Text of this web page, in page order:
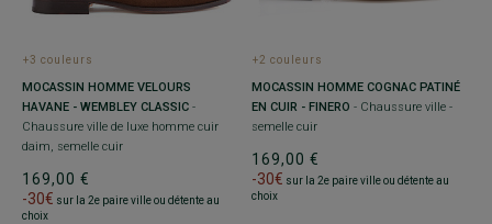
+3 couleurs
MOCASSIN HOMME VELOURS
HAVANE - WEMBLEY CLASSIC -
Chaussure ville de luxe homme cuir
daim, semelle cuir
169,00 €
-30€ sur la 2e paire ville ou détente au
choix
+2 couleurs
MOCASSIN HOMME COGNAC PATINÉ
EN CUIR - FINERO - Chaussure ville -
semelle cuir
169,00 €
-30€ sur la 2e paire ville ou détente au
choix